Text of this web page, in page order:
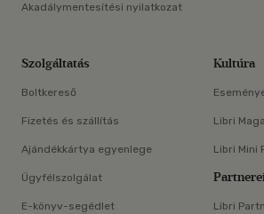
Akadálymentesítési nyilatkozat
Szolgáltatás
Boltkereső
Fizetés és szállítás
Ajándékkártya egyenlege
Ügyfélszolgálat
E-könyv-segédlet
Kultúra
Libri
Libri Mini
Libri